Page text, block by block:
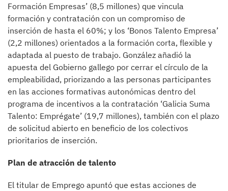
Formación Empresas’ (8,5 millones) que vincula
formación y contratación con un compromiso de
inserción de hasta el 60%; y los ‘Bonos Talento Empresa’
(2,2 millones) orientados a la formación corta, flexible y
adaptada al puesto de trabajo. González añadió la
apuesta del Gobierno gallego por cerrar el círculo de la
empleabilidad, priorizando a las personas participantes
en las acciones formativas autonómicas dentro del
programa de incentivos a la contratación ‘Galicia Suma
Talento: Emprégate’ (19,7 millones), también con el plazo
de solicitud abierto en beneficio de los colectivos
prioritarios de inserción.
Plan de atracción de talento
El titular de Emprego apuntó que estas acciones de